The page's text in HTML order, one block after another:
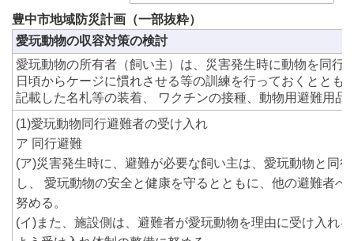
豊中市地域防災計画（一部抜粋）
愛玩動物の収容対策の検討
愛玩動物の所有者（飼い主）は、災害発生時に動物を同行
日頃からケージに慣れさせる等の訓練を行っておくととも
記載した名札等の装着、 ワクチンの接種、動物用避難用品
(1)愛玩動物同行避難者の受け入れ
ア 同行避難
(ア)災害発生時に、避難が必要な飼い主は、愛玩動物と同
し、 愛玩動物の安全と健康を守るとともに、他の避難者へ
努める。
(イ)また、施設側は、避難者が愛玩動物を理由に受け入れ